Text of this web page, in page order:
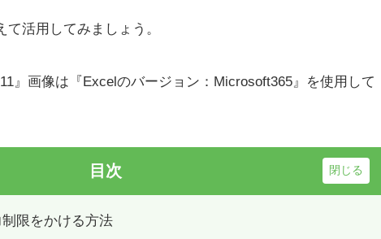
活用してみましょう。
』画像は『Excelのバージョン：Microsoft365』を使用して
目次
限をかける方法